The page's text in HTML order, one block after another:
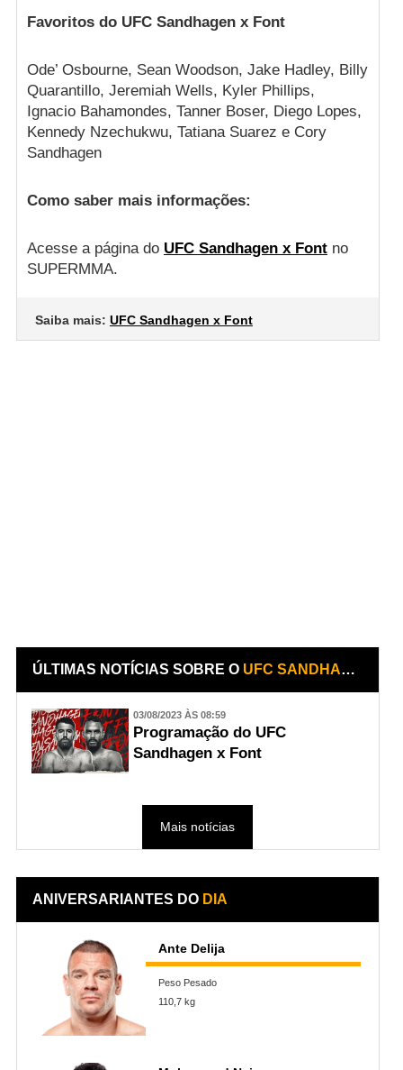
Favoritos do UFC Sandhagen x Font
Ode’ Osbourne, Sean Woodson, Jake Hadley, Billy
Quarantillo, Jeremiah Wells, Kyler Phillips,
Ignacio Bahamondes, Tanner Boser, Diego Lopes,
Kennedy Nzechukwu, Tatiana Suarez e Cory
Sandhagen
Como saber mais informações:
Acesse a página do UFC Sandhagen x Fontno
SUPERMMA.
Saiba mais: UFC Sandhagen x Font
ÚLTIMAS NOTÍCIAS SOBRE O UFC SANDHAGEN X FONT
03/08/2023 ÀS 08:59
Programação do UFC
Sandhagen x Font
Mais notícias
ANIVERSARIANTES DO DIA
Ante Delija
Peso Pesado
110,7 kg